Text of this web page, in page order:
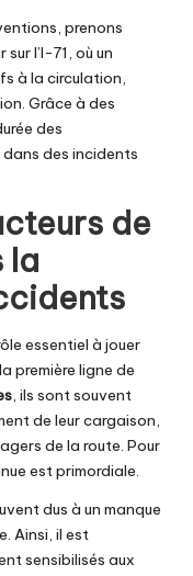
prenons
l’I-71, où un
à la circulation,
Grâce à des
des
des incidents
de
la
essentiel à jouer
première ligne de
, ils sont souvent
de leur cargaison,
de la route. Pour
est primordiale.
dus à un manque
Ainsi, il est
sensibilisés aux